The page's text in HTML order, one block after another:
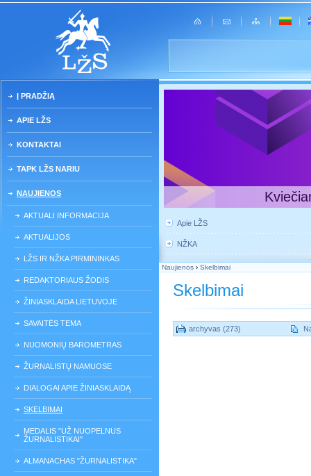
Į PRADŽIĄ
APIE LŽS
KONTAKTAI
TAPK LŽS NARIU
NAUJIENOS
AKTUALI INFORMACIJA
AKTUALIJOS
LŽS IR NŽKA PIRMININKAS
REDAKTORIAUS ŽODIS
ŽINIASKLAIDA LIETUVOJE
SAVAITĖS TEMA
NUOMONIŲ BAROMETRAS
ŽURNALISTŲ NAMUOSE
DIALOGAI APIE ŽINIASKLAIDĄ
SKELBIMAI
MEDALIS "UŽ NUOPELNUS
ŽURNALISTIKAI"
ALMANACHAS "ŽURNALISTIKA"
Apie LŽS
NŽKA
Naujienos › Skelbimai
Skelbimai
archyvas (273)